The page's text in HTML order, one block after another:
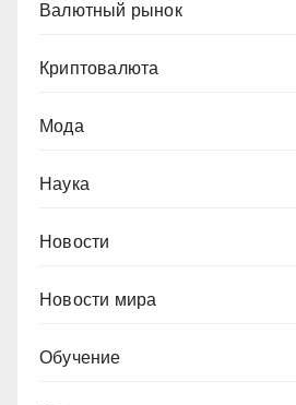
Валютный рынок
Криптовалюта
Мода
Наука
Новости
Новости мира
Обучение